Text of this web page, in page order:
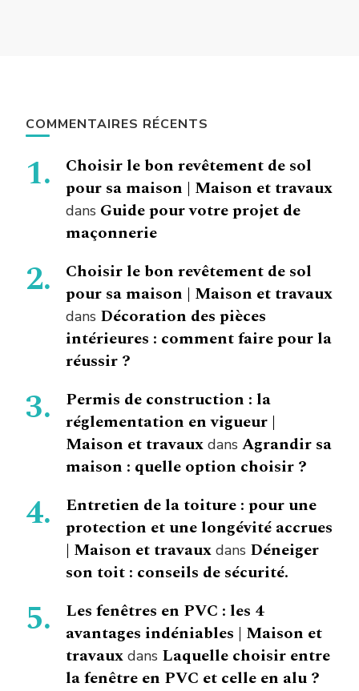
COMMENTAIRES RÉCENTS
Choisir le bon revêtement de sol
pour sa maison | Maison et travaux
dans Guide pour votre projet de
maçonnerie
Choisir le bon revêtement de sol
pour sa maison | Maison et travaux
dans Décoration des pièces
intérieures : comment faire pour la
réussir ?
Permis de construction : la
réglementation en vigueur |
Maison et travaux dans Agrandir sa
maison : quelle option choisir ?
Entretien de la toiture : pour une
protection et une longévité accrues
| Maison et travaux dans Déneiger
son toit : conseils de sécurité.
Les fenêtres en PVC : les 4
avantages indéniables | Maison et
travaux dans Laquelle choisir entre
la fenêtre en PVC et celle en alu ?